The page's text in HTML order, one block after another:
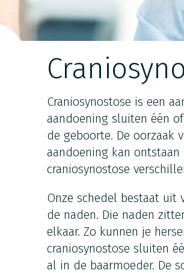
Craniosynostose is een
aandoening sluiten één
de geboorte. De oorzaak
aandoening kan
craniosynostose
Onze schedel bestaat uit
de naden. Die naden
elkaar. Zo kunnen je
craniosynostose sluiten
al in de baarmoeder. De